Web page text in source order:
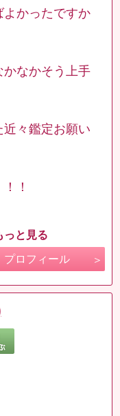
よかったですか
なかそう上手
々鑑定お願い
！
っと見る
プロフィール